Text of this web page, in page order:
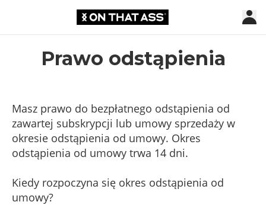
Prawo odstąpienia
Masz prawo do bezpłatnego odstąpienia od
zawartej subskrypcji lub umowy sprzedaży w
okresie odstąpienia od umowy. Okres
odstąpienia od umowy trwa 14 dni.
Kiedy rozpoczyna się okres odstąpienia od
umowy?